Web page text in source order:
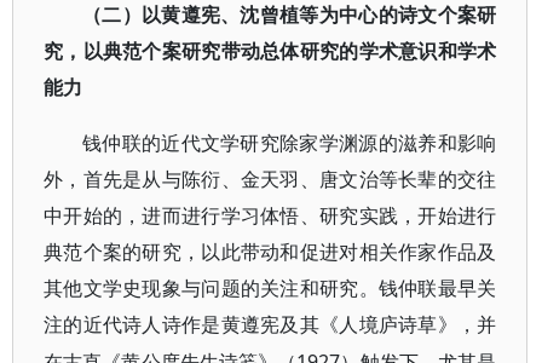
（二）以黄遵宪、沈曾植等为中心的诗文个案研
究，以典范个案研究带动总体研究的学术意识和学术
能力
钱仲联的近代文学研究除家学渊源的滋养和影响
外，首先是从与陈衍、金天羽、唐文治等长辈的交往
中开始的，进而进行学习体悟、研究实践，开始进行
典范个案的研究，以此带动和促进对相关作家作品及
其他文学史现象与问题的关注和研究。钱仲联最早关
注的近代诗人诗作是黄遵宪及其《人境庐诗草》，并